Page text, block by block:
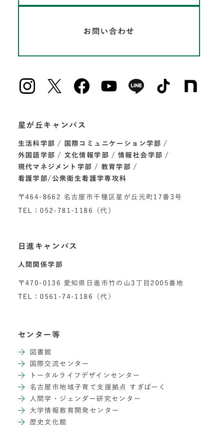
お問い合わせ
星が丘キャンパス
生活科学部
国際コミュニケーション学部
外国語学部
文化情報学部
情報社会学部
現代マネジメント学部
教育学部
看護学部/公衆衛生看護学専攻科
〒464-8662 名古屋市千種区星が丘元町17番3号
TEL：052-781-1186（代）
日進キャンパス
人間関係学部
〒470-0136 愛知県日進市竹の山3丁目2005番地
TEL：0561-74-1186（代）
センター等
図書館
国際交流センター
トータルライフデザインセンター
名古屋市地域子育て支援拠点 すぎぱーく
人間学・ジェンダー研究センター
大学情報教育開発センター
歴史文化館